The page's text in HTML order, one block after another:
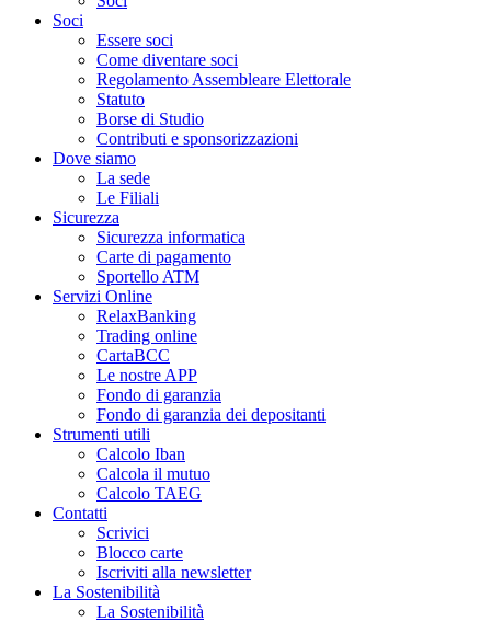
Soci
Essere soci
Come diventare soci
Regolamento Assembleare Elettorale
Statuto
Borse di Studio
Contributi e sponsorizzazioni
Dove siamo
La sede
Le Filiali
Sicurezza
Sicurezza informatica
Carte di pagamento
Sportello ATM
Servizi Online
RelaxBanking
Trading online
CartaBCC
Le nostre APP
Fondo di garanzia
Fondo di garanzia dei depositanti
Strumenti utili
Calcolo Iban
Calcola il mutuo
Calcolo TAEG
Contatti
Scrivici
Blocco carte
Iscriviti alla newsletter
La Sostenibilità
La Sostenibilità